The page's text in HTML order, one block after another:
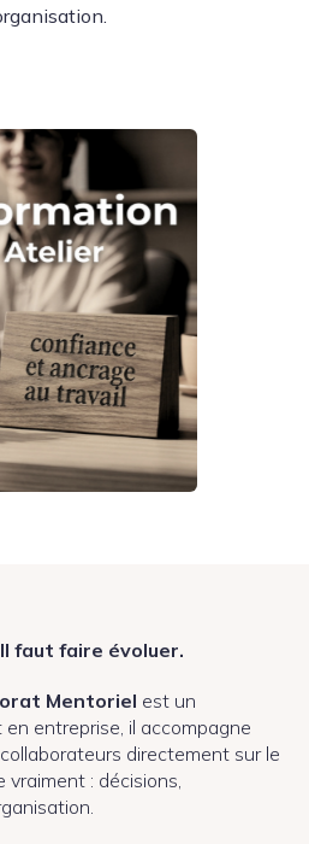
faut faire évoluer.
Mentoriel est un
entreprise, il accompagne
directement sur le
: décisions,